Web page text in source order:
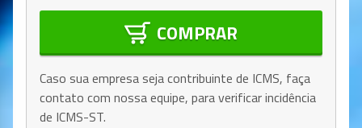
COMPRAR
Caso sua empresa seja contribuinte de ICMS, faça
contato com nossa equipe, para verificar incidência
de ICMS-ST.